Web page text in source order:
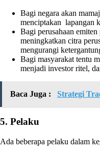
Bagi negara akan
menciptakan lapangan
Bagi perusahaan
meningkatkan citra
mengurangi
Bagi masyarakat tentu
menjadi investor ritel,
Baca Juga : Strategi
5. Pelaku
Ada beberapa pelaku dalam